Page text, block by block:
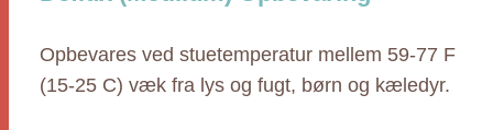
Opbevares ved stuetemperatur mellem 59-77 F
(15-25 C) væk fra lys og fugt, børn og kæledyr.